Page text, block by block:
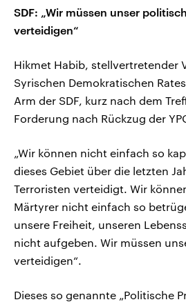
SDF: „Wir müssen unser
verteidigen“
Hikmet Habib, stellvertretender
Syrischen Demokratischen
Arm der SDF, kurz nach dem
Forderung nach Rückzug der
„Wir können nicht einfach so
dieses Gebiet über die letzten
Terroristen verteidigt. Wir
Märtyrer nicht einfach so
unsere Freiheit, unseren
nicht aufgeben. Wir müssen
verteidigen“.
Dieses so genannte „Politische